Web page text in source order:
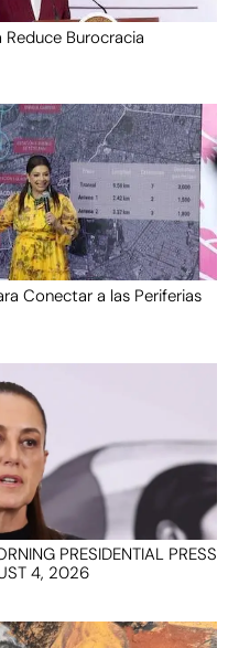
Burocracia
Conectar a las Periferias
PRESIDENTIAL PRESS
4, 2026